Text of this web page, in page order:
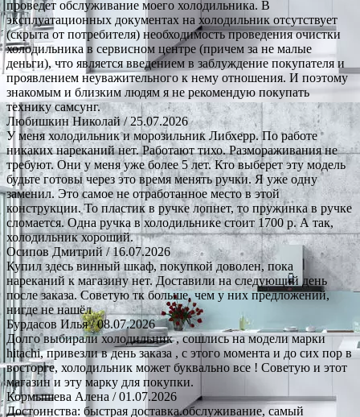
проведет обслуживание моего холодильника. В
эксплуатационных документах на холодильник отсутствует
(скрыта от потребителя) необходимость проведения очистки
холодильника в сервисном центре (причем за не малые
деньги), что является введением в заблуждение покупателя и
проявлением неуважительного к нему отношения. И поэтому
знакомым и близким людям я не рекомендую покупать
технику самсунг.
Любишкин Николай/ 25.07.2026
У меня холодильник и морозильник Либхерр. По работе
никаких нареканий нет. Работают тихо. Размораживания не
требуют. Они у меня уже более 5 лет. Кто выберет эту модель
будьте готовы через это время менять ручки. Я уже одну
заменил. Это самое не отработанное место в этой
конструкции. То пластик в ручке лопнет, то пружинка в ручке
сломается. Одна ручка в холодильнике стоит 1700 р. А так,
холодильник хороший.
Осипов Дмитрий/ 16.07.2026
Купил здесь винный шкаф, покупкой доволен, пока
нареканий к магазину нет. Доставили на следующий день
после заказа. Советую тк больше, чем у них предложений,
нигде не нашёл
Бурдасов Илья/ 08.07.2026
Долго выбирали холодильник , сошлись на модели марки
hitachi, привезли в день заказа , с этого момента и до сих пор в
восторге, холодильник может буквально все ! Советую и этот
магазин и эту марку для покупки.
Кормышева Алена / 01.07.2026
Достоинства: быстрая доставка.обслуживание, самый